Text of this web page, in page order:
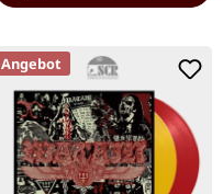
Angebot